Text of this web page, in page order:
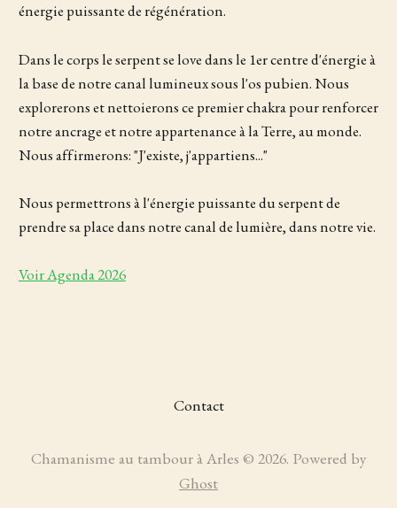
énergie puissante de régénération.
Dans le corps le serpent se love dans le 1er centre d'énergie à
la base de notre canal lumineux sous l'os pubien. Nous
explorerons et nettoierons ce premier chakra pour renforcer
notre ancrage et notre appartenance à la Terre, au monde.
Nous affirmerons: "J'existe, j'appartiens..."
Nous permettrons à l'énergie puissante du serpent de
prendre sa place dans notre canal de lumière, dans notre vie.
Voir Agenda 2026
Contact
Chamanisme au tambour à Arles © 2026. Powered by
Ghost